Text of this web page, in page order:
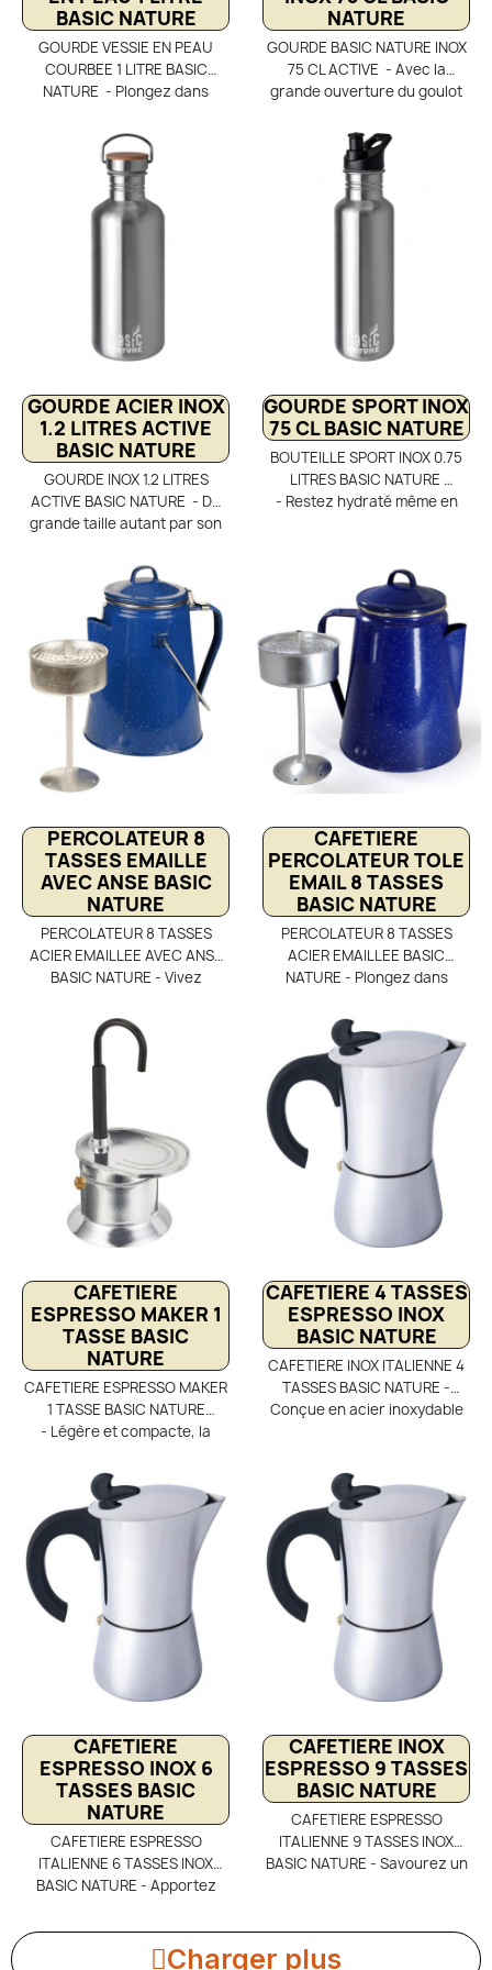
BASIC NATURE
GOURDE VESSIE EN PEAU
COURBEE 1 LITRE BASIC
NATURE - Plongez dans
vessie en peau courbée 1 L
Basic Nature, inspirée des
bergers espagnols. Souple,
légère et au style vintage
unique, cette gourde
pour la randonnée et les
aventures outdoor
NATURE
GOURDE BASIC NATURE INOX
75 CL ACTIVE - Avec la
grande ouverture du goulot
Nature Active, le remplissage
ainsi que que nettoyage
seront très faciles. Durable,
cette gourde inox sera utile
en randonnée.
GOURDE ACIER INOX
1.2 LITRES ACTIVE
BASIC NATURE
GOURDE INOX 1.2 LITRES
ACTIVE BASIC NATURE - De
grande taille autant par son
large goulot très pratique
pour le remplissage et
nettoyage, la gourde inox
Basic Nature Active propose
un bouchon à vis étanche
avec poignée de transport
repliable. L'acier inoxydable
de qualité utilisé pour la
conception de cette gourde
la rend robuste et durable, ce
qui est une très bon point
GOURDE SPORT INOX
75 CL BASIC NATURE
BOUTEILLE SPORT INOX 0.75
LITRES BASIC NATURE
- Restez hydraté même en
L. Grâce à son bouchon tétine
pratique, buvez facilement
pendant l’effort sans vous
arrêter. Robuste, légère et
facile à nettoyer, cette
gourde à large goulot est
idéale pour le sport, le
trekking et les activités
outdoor.
PERCOLATEUR 8
TASSES EMAILLE
AVEC ANSE BASIC
NATURE
PERCOLATEUR 8 TASSES
ACIER EMAILLEE AVEC ANSE
BASIC NATURE - Vivez
le percolateur 8 tasses acier
émaillé Basic Nature. Grâce à
son anse robuste,
suspendez-le directement
au-dessus du feu de camp et
préparez un café ou un thé
authentique. Résistant,
pratique et vintage, il
fonctionne aussi bien sur
réchaud gaz que sur braises
pour des bivouacs nature
CAFETIERE
PERCOLATEUR TOLE
EMAIL 8 TASSES
BASIC NATURE
PERCOLATEUR 8 TASSES
ACIER EMAILLEE BASIC
NATURE - Plongez dans
grands espaces avec le
percolateur 8 tasses acier
émaillé Basic Nature. Idéal
pour les bivouacs bushcraft
et les feux de camp, il offre un
café authentique comme au
temps des pionniers. Robuste,
vintage et facile à entretenir,
il fonctionne aussi bien sur
réchaud gaz qu’au feu de
bois.
CAFETIERE
ESPRESSO MAKER 1
TASSE BASIC
NATURE
CAFETIERE ESPRESSO MAKER
1 TASSE BASIC NATURE
- Légère et compacte, la
tasse Basic Nature est idéale
pour la randonnée itinérante,
le bivouac et le camping
minimaliste. Sa conception en
aluminium robuste offre
l’efficacité d’un vrai espresso
en pleine nature. Facile à
utiliser et à entretenir, elle
garantit un café riche en
arômes où que vous soyez.
CAFETIERE 4 TASSES
ESPRESSO INOX
BASIC NATURE
CAFETIERE INOX ITALIENNE 4
TASSES BASIC NATURE -
Conçue en acier inoxydable
sera utile pendant très
longtemps, en bivouac,
camping car ou bien à
domicile. Avec son volume de
4 tasses, vous pourrez servir
de bons cafés espressos
dignes des plus grandes
marques de cafetières
traditionnelles.
CAFETIERE
ESPRESSO INOX 6
TASSES BASIC
NATURE
CAFETIERE ESPRESSO
ITALIENNE 6 TASSES INOX
BASIC NATURE - Apportez
vos bivouacs avec la
cafetière espresso italienne
CAFETIERE INOX
ESPRESSO 9 TASSES
BASIC NATURE
CAFETIERE ESPRESSO
ITALIENNE 9 TASSES INOX
BASIC NATURE - Savourez un
inox Basic Nature 9 tasses,
idéale pour le camping
Charger plus